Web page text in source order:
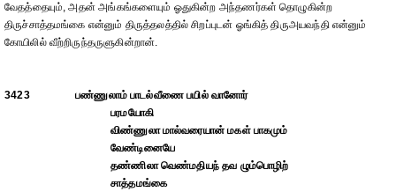
வேதத்தையும், அதன் அங்கங்களையும் ஓதுகின்ற அந்தணர்கள் தொழுகின்ற
திருச்சாத்தமங்கை என்னும் திருத்தலத்தில் சிறப்புடன் ஓங்கித் திருஅயவந்தி என்னும்
கோயிலில் வீற்றிருந்தருளுகின்றான்.
3423
பண்ணுலாம் பாடல்வீணை பயில் வானோர்
பரமயோகி
விண்ணுலா மால்வரையான் மகள் பாகமும்
வேண்டினையே
தண்ணிலா வெண்மதியந் தவ ழும்பொழிற்
சாத்தமங்கை